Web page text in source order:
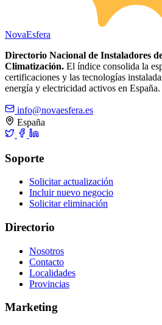
NovaEsfera
Directorio Nacional de Instaladores
Climatización. El índice consolida la
certificaciones y las tecnologías
energía y electricidad activos en España.
info@novaesfera.es
España
Soporte
Solicitar actualización
Incluir nuevo negocio
Solicitar eliminación
Directorio
Nosotros
Contacto
Localidades
Provincias
Marketing